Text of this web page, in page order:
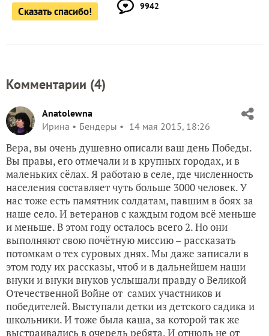
Сказать спасибо! 9942
Комментарии (4)
Anatolewna
Ирина
Бендеры 14 мая 2015, 18:26
Вера, вы очень душевно описали ваш день Победы.
Вы правы, его отмечали и в крупных городах, и в
маленьких сёлах. Я работаю в селе, где численность
населения составляет чуть больше 3000 человек. У
нас тоже есть памятник солдатам, павшим в боях за
наше село. И ветеранов с каждым годом всё меньше
и меньше. В этом году осталось всего 2. Но они
выполняют свою почётную миссию – рассказать
потомкам о тех суровых днях. Мы даже записали в
этом году их рассказы, чтоб и в дальнейшем наши
внуки и внуки внуков услышали правду о Великой
Отечественной Войне от самих участников и
победителей. Выступали детки из детского садика и
школьники. И тоже была каша, за которой так же
выстраивались в очередь ребята. И отнюдь не от